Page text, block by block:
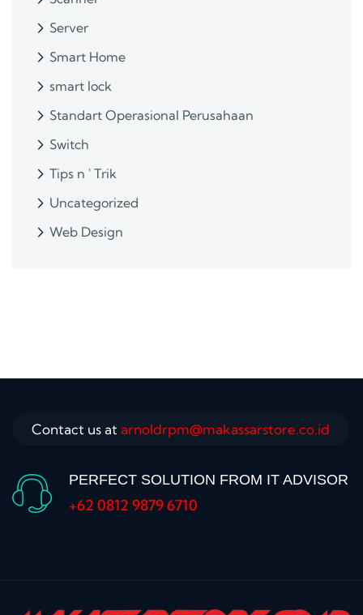
Server
Smart Home
smart lock
Standart Operasional Perusahaan
Switch
Tips n ' Trik
Uncategorized
Web Design
Contact us at arnoldrpm@makassarstore.co.id
PERFECT SOLUTION FROM IT ADVISOR
+62 0812 9879 6710